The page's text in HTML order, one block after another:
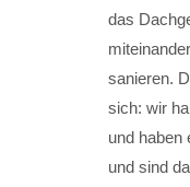
das
sanieren.
sich: wir
und haben
und sind